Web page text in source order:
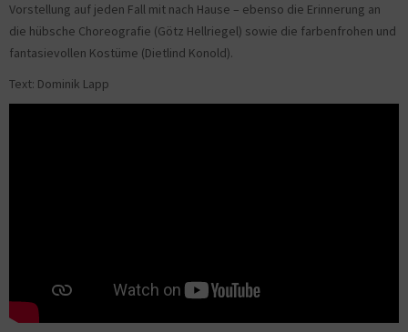
Vorstellung auf jeden Fall mit nach Hause – ebenso die Erinnerung an
die hübsche Choreografie (Götz Hellriegel) sowie die farbenfrohen und
fantasievollen Kostüme (Dietlind Konold).
Text: Dominik Lapp